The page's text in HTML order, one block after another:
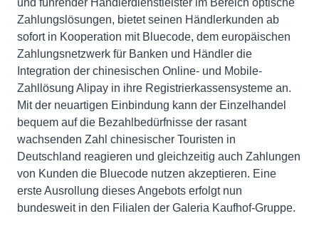
und führender Händlerdienstleister im Bereich optische
Zahlungslösungen, bietet seinen Händlerkunden ab
sofort in Kooperation mit Bluecode, dem europäischen
Zahlungsnetzwerk für Banken und Händler die
Integration der chinesischen Online- und Mobile-
Zahllösung Alipay in ihre Registrierkassensysteme an.
Mit der neuartigen Einbindung kann der Einzelhandel
bequem auf die Bezahlbedürfnisse der rasant
wachsenden Zahl chinesischer Touristen in
Deutschland reagieren und gleichzeitig auch Zahlungen
von Kunden die Bluecode nutzen akzeptieren. Eine
erste Ausrollung dieses Angebots erfolgt nun
bundesweit in den Filialen der Galeria Kaufhof-Gruppe.